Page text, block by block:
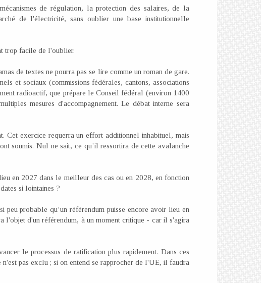
de régulation, la protection des salaires, de la
de l'électricité, sans oublier une base institutionnelle
trop facile de l'oublier.
de textes ne pourra pas se lire comme un roman de gare.
et sociaux (commissions fédérales, cantons, associations
radioactif, que prépare le Conseil fédéral (environ 1400
mesures d'accompagnement. Le débat interne sera
Cet exercice requerra un effort additionnel inhabituel, mais
soumis. Nul ne sait, ce qu’il ressortira de cette avalanche
en 2027 dans le meilleur des cas ou en 2028, en fonction
si lointaines ?
probable qu’un référendum puisse encore avoir lieu en
d'un référendum, à un moment critique - car il s'agira
le processus de ratification plus rapidement. Dans ces
pas exclu ; si on entend se rapprocher de l'UE, il faudra